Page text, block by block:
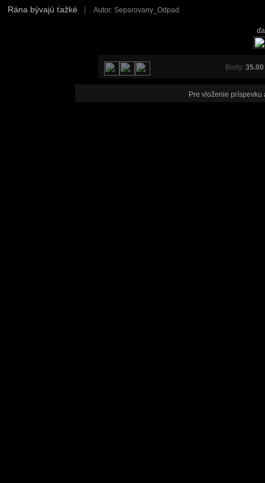
Rána bývajú ťažké | Autor: Separovany_Odpad
Body: 35.00
Pre vloženie